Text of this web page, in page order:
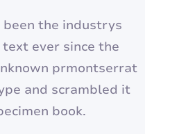
nos…
been the industrys
ever since the
prmontserrat
and scrambled it
book.